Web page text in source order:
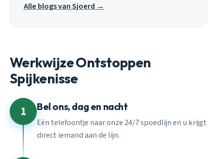
Alle blogs van Sjoerd →
Werkwijze Ontstoppen
Spijkenisse
1 Bel ons, dag en nacht
Eén telefoontje naar onze 24/7 spoedlijn en u krijgt
direct iemand aan de lijn.